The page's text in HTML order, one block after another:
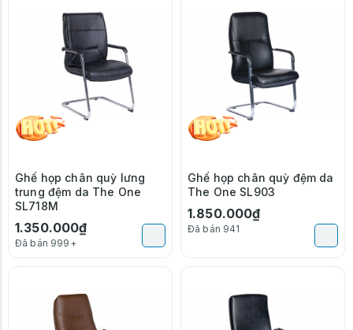
Ghế họp chân quỳ lưng
trung đệm da The One
SL718M
1.350.000₫
Đã bán 999+
Ghế họp chân quỳ đệm da
The One SL903
1.850.000₫
Đã bán 941